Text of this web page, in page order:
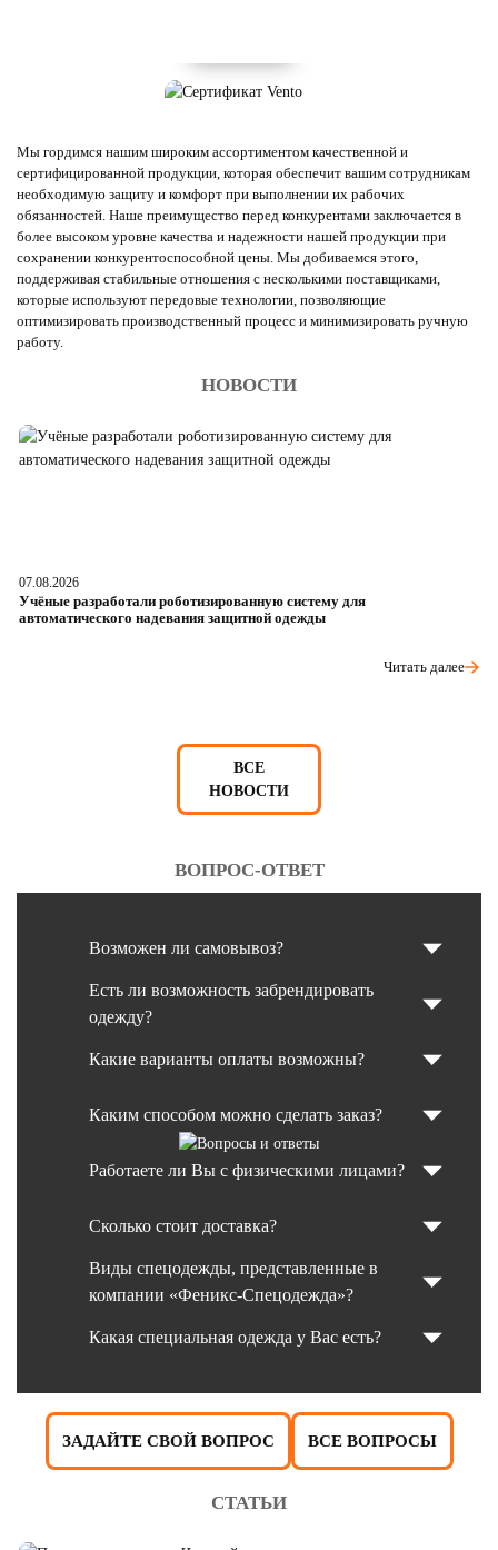
Мы гордимся нашим широким ассортиментом качественной и
сертифицированной продукции, которая обеспечит вашим сотрудникам
необходимую защиту и комфорт при выполнении их рабочих
обязанностей. Наше преимущество перед конкурентами заключается в
более высоком уровне качества и надежности нашей продукции при
сохранении конкурентоспособной цены. Мы добиваемся этого,
поддерживая стабильные отношения с несколькими поставщиками,
которые используют передовые технологии, позволяющие
оптимизировать производственный процесс и минимизировать ручную
работу.
НОВОСТИ
07.08.2026
Учёные разработали роботизированную систему для
автоматического надевания защитной одежды
Читать далее
ВСЕ
НОВОСТИ
ВОПРОС-ОТВЕТ
Возможен ли самовывоз?
Есть ли возможность забрендировать
одежду?
Какие варианты оплаты возможны?
Каким способом можно сделать заказ?
Работаете ли Вы с физическими лицами?
Сколько стоит доставка?
Виды спецодежды, представленные в
компании «Феникс-Спецодежда»?
Какая специальная одежда у Вас есть?
ЗАДАЙТЕ СВОЙ ВОПРОС ВСЕ ВОПРОСЫ
СТАТЬИ